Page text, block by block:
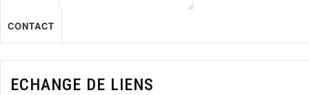
CONTACT
ECHANGE DE LIENS